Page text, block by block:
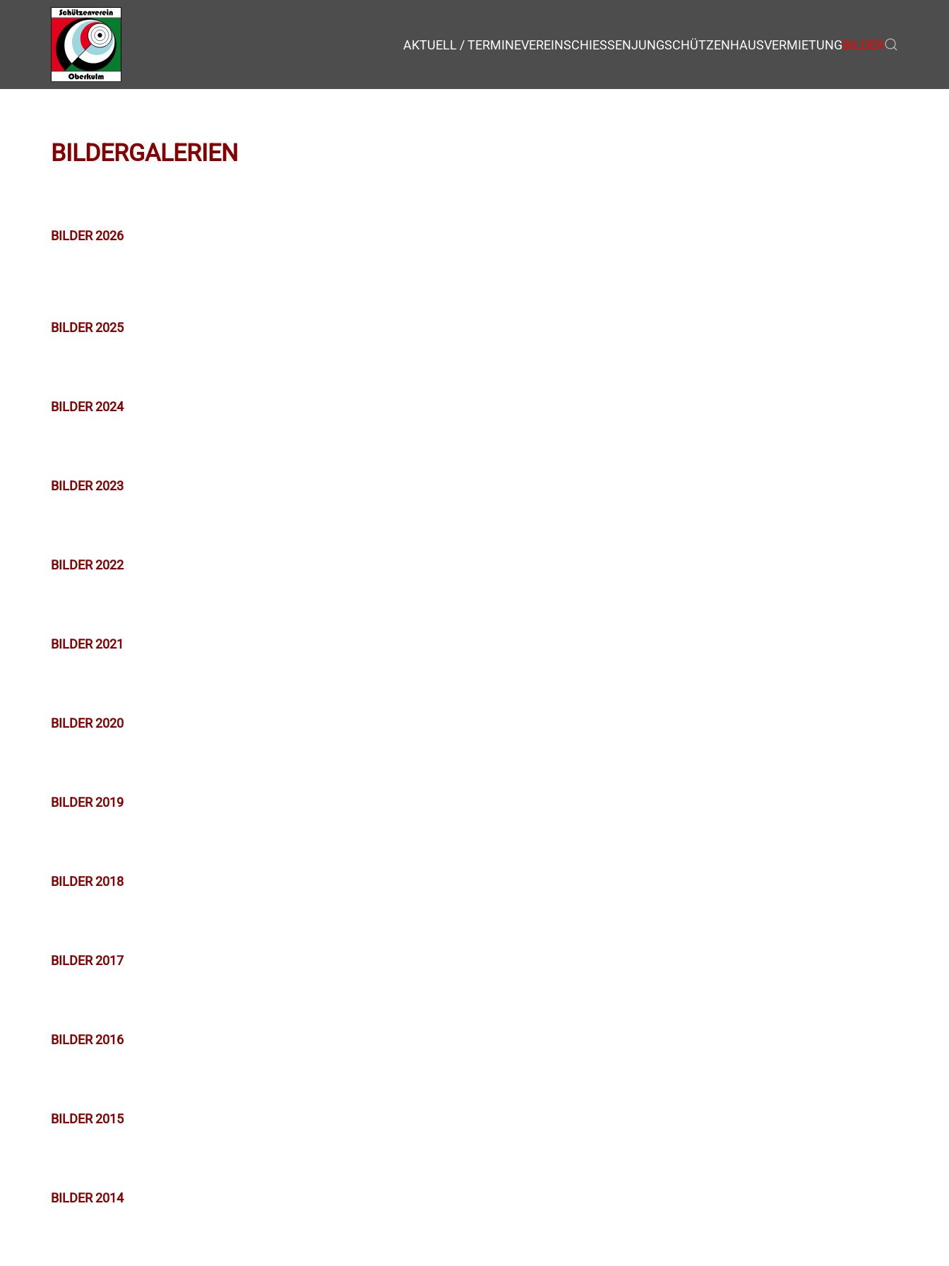
Zum Hauptinhalt springen AKTUELL / TERMINEVEREINSCHIESSENJUNGSCHÜTZENHAUSVERMIETUNGBILDER
BILDERGALERIEN
BILDER 2026
BILDER 2025
BILDER 2024
BILDER 2023
BILDER 2022
BILDER 2021
BILDER 2020
BILDER 2019
BILDER 2018
BILDER 2017
BILDER 2016
BILDER 2015
BILDER 2014